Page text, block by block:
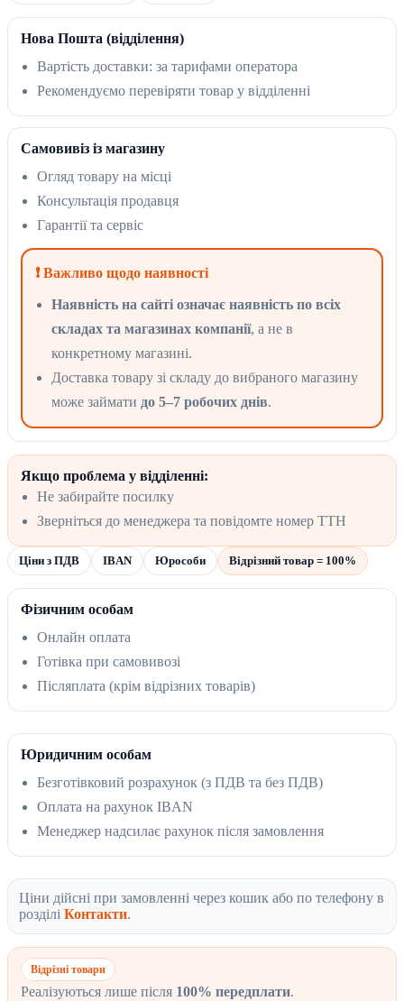
Нова Пошта (відділення)
Вартість доставки: за тарифами оператора
Рекомендуємо перевіряти товар у відділенні
Самовивіз із магазину
Огляд товару на місці
Консультація продавця
Гарантії та сервіс
❗ Важливо щодо наявності
Наявність на сайті означає наявність по всіх
складах та магазинах компанії, а не в
конкретному магазині.
Доставка товару зі складу до вибраного магазину
може займати до 5–7 робочих днів.
Якщо проблема у відділенні:
Не забирайте посилку
Зверніться до менеджера та повідомте номер ТТН
Ціни з ПДВ IBAN Юрособи Відрізний товар = 100%
Фізичним особам
Онлайн оплата
Готівка при самовивозі
Післяплата (крім відрізних товарів)
Юридичним особам
Безготівковий розрахунок (з ПДВ та без ПДВ)
Оплата на рахунок IBAN
Менеджер надсилає рахунок після замовлення
Ціни дійсні при замовленні через кошик або по телефону в
розділі Контакти.
Відрізні товари
Реалізуються лише після 100% передплати.